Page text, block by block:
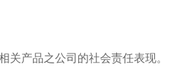
产品之公司的社会责任表现。